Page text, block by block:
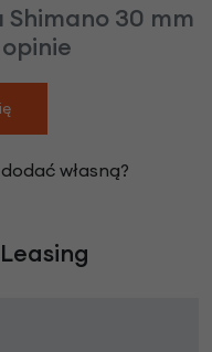
30 mm
własną?
Leasing